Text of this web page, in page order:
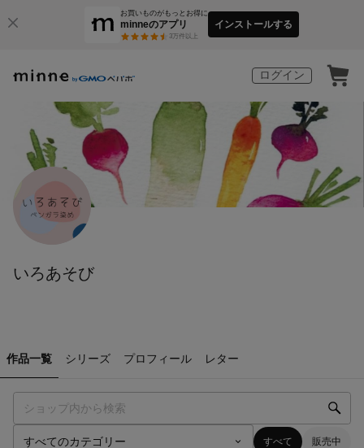
お買いものがもっとお得に
minneのアプリ
3万件以上
インストールする
ログイン
いろあそび
作品一覧 シリーズ プロフィール レター
すべて 販売中